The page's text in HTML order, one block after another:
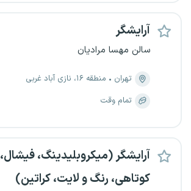
آرایشگر
سالن مهسا مرادیان
تهران
منطقه ۱۶، نازی آباد غربی
تمام وقت
آرایشگر (میکروبلیدینگ، فیشال،
کوتاهی، رنگ و لایت، کراتین)